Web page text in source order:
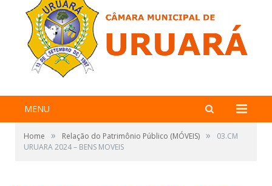
MENU
Home » Relação do Patrimônio Público (MÓVEIS) »
03.CM
URUARA 2024 – BENS MOVEIS